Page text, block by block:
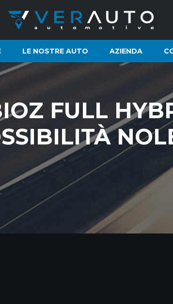
LE NOSTRE AUTO AZIENDA
FULL